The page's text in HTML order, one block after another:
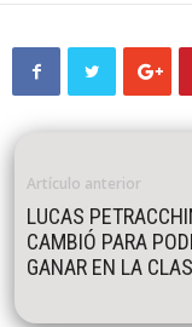
Artículo anterior
LUCAS
CAMBIÓ PARA
GANAR EN LA